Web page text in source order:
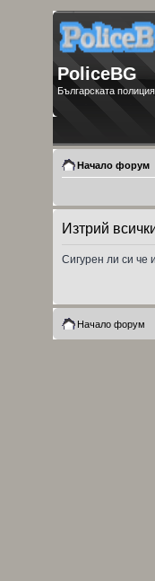
PoliceBG
Българската полиция
Начало форум
Изтрий
Сигурен ли си че
Начало форум